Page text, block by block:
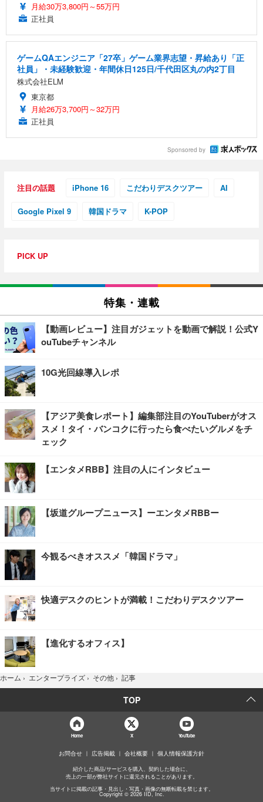
月給30万3,800円～55万円
正社員
ゲームQAエンジニア「27卒」ゲーム業界志望・昇給あり「正
社員」・未経験歓迎・年間休日125日/千代田区丸の内2丁目
株式会社ELM
東京都
月給26万3,700円～32万円
正社員
Sponsored by
注目の話題 iPhone 16 こだわりデスクツアー AI
Google Pixel 9 韓国ドラマ K-POP
PICK UP
特集・連載
【動画レビュー】注目ガジェットを動画で解説！公式Y
ouTubeチャンネル
10G光回線導入レポ
【アジア美食レポート】編集部注目のYouTuberがオス
スメ！タイ・バンコクに行ったら食べたいグルメをチ
ェック
【エンタメRBB】注目の人にインタビュー
【坂道グループニュース】ーエンタメRBBー
今観るべきオススメ「韓国ドラマ」
快適デスクのヒントが満載！こだわりデスクツアー
【進化するオフィス】
ホーム › エンタープライズ › その他 › 記事
TOP
Home X YouTube
お問合せ 広告掲載 会社概要 個人情報保護方針
紹介した商品/サービスを購入、契約した場合に、
売上の一部が弊社サイトに還元されることがあります。
当サイトに掲載の記事・見出し・写真・画像の無断転載を禁じます。
Copyright © 2026 IID, Inc.